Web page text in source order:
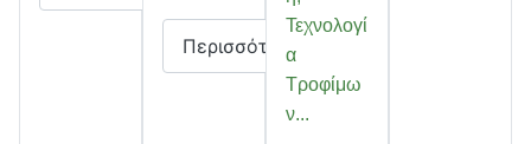
Περισσότερα
Τεχνολογί
α
Τροφίμω
ν...